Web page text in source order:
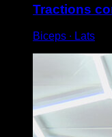
Tractions
Biceps ∙ Lats